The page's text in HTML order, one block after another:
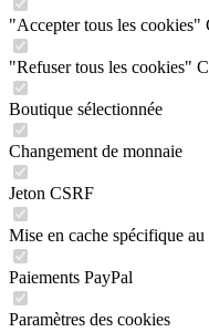
"Accepter tous les cookies"
"Refuser tous les cookies"
Boutique sélectionnée
Changement de monnaie
Jeton CSRF
Mise en cache spécifique
Paiements PayPal
Paramètres des cookies